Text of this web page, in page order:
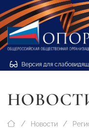
Версия для
Новости